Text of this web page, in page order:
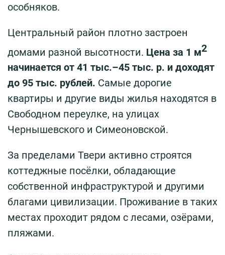
особняков.
Центральный район плотно застроен
домами разной высотности. Цена за 1 м2
начинается от 41 тыс.–45 тыс. р. и доходят
до 95 тыс. рублей. Самые дорогие
квартиры и другие виды жилья находятся в
Свободном переулке, на улицах
Чернышевского и Симеоновской.
За пределами Твери активно строятся
коттеджные посёлки, обладающие
собственной инфраструктурой и другими
благами цивилизации. Проживание в таких
местах проходит рядом с лесами, озёрами,
пляжами.